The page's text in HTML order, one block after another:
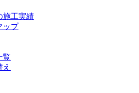
施工実績
ップ
覧